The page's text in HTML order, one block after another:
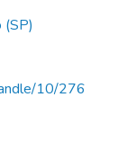
(SP)
10/276